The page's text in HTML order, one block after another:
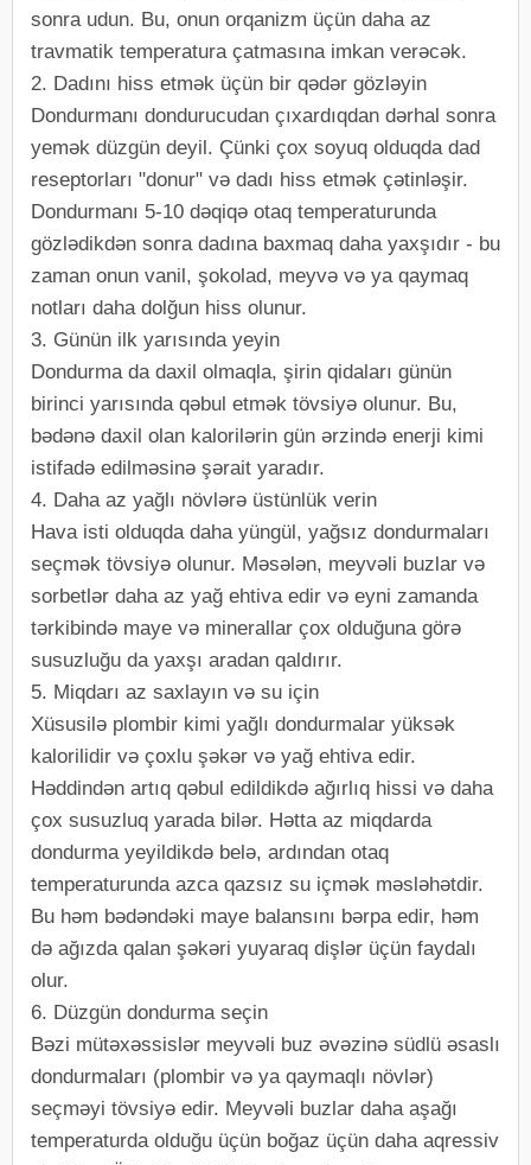
sonra udun. Bu, onun orqanizm üçün daha az
travmatik temperatura çatmasına imkan verəcək.
2. Dadını hiss etmək üçün bir qədər gözləyin
Dondurmanı dondurucudan çıxardıqdan dərhal sonra
yemək düzgün deyil. Çünki çox soyuq olduqda dad
reseptorları "donur" və dadı hiss etmək çətinləşir.
Dondurmanı 5-10 dəqiqə otaq temperaturunda
gözlədikdən sonra dadına baxmaq daha yaxşıdır - bu
zaman onun vanil, şokolad, meyvə və ya qaymaq
notları daha dolğun hiss olunur.
3. Günün ilk yarısında yeyin
Dondurma da daxil olmaqla, şirin qidaları günün
birinci yarısında qəbul etmək tövsiyə olunur. Bu,
bədənə daxil olan kalorilərin gün ərzində enerji kimi
istifadə edilməsinə şərait yaradır.
4. Daha az yağlı növlərə üstünlük verin
Hava isti olduqda daha yüngül, yağsız dondurmaları
seçmək tövsiyə olunur. Məsələn, meyvəli buzlar və
sorbetlər daha az yağ ehtiva edir və eyni zamanda
tərkibində maye və minerallar çox olduğuna görə
susuzluğu da yaxşı aradan qaldırır.
5. Miqdarı az saxlayın və su için
Xüsusilə plombir kimi yağlı dondurmalar yüksək
kalorilidir və çoxlu şəkər və yağ ehtiva edir.
Həddindən artıq qəbul edildikdə ağırlıq hissi və daha
çox susuzluq yarada bilər. Hətta az miqdarda
dondurma yeyildikdə belə, ardından otaq
temperaturunda azca qazsız su içmək məsləhətdir.
Bu həm bədəndəki maye balansını bərpa edir, həm
də ağızda qalan şəkəri yuyaraq dişlər üçün faydalı
olur.
6. Düzgün dondurma seçin
Bəzi mütəxəssislər meyvəli buz əvəzinə südlü əsaslı
dondurmaları (plombir və ya qaymaqlı növlər)
seçməyi tövsiyə edir. Meyvəli buzlar daha aşağı
temperaturda olduğu üçün boğaz üçün daha aqressiv